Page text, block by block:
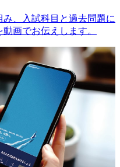
、入試科目と過去問題に
画でお伝えします。